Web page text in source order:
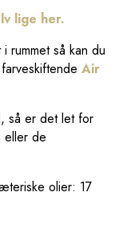
lige her.
rummet så kan du
Air
så er det let for
de
olier: 17